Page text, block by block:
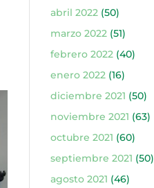
abril 2022(50)
marzo 2022(51)
febrero 2022(40)
enero 2022(16)
diciembre 2021 (50)
noviembre 2021 (63)
octubre 2021 (60)
septiembre 2021 (50)
agosto 2021 (46)